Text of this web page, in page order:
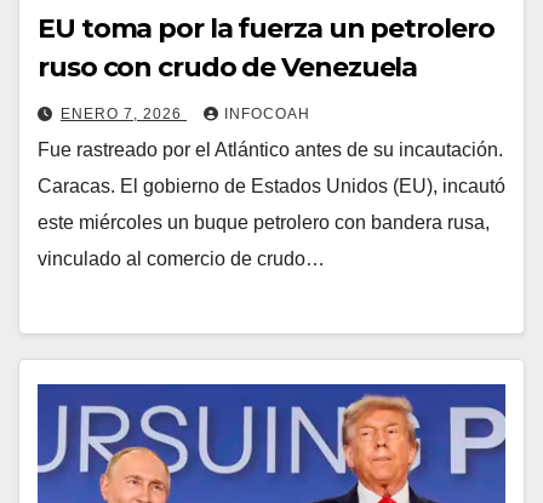
EU toma por la fuerza un petrolero
ruso con crudo de Venezuela
ENERO 7, 2026 INFOCOAH
Fue rastreado por el Atlántico antes de su incautación.
Caracas. El gobierno de Estados Unidos (EU), incautó
este miércoles un buque petrolero con bandera rusa,
vinculado al comercio de crudo…